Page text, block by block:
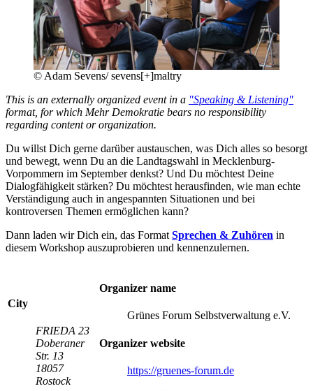
© Adam Sevens/ sevens[+]maltry
This is an externally organized event in a "Speaking & Listening"
format, for which Mehr Demokratie bears no responsibility
regarding content or organization.
Du willst Dich gerne darüber austauschen, was Dich alles so besorgt
und bewegt, wenn Du an die Landtagswahl in Mecklenburg-
Vorpommern im September denkst? Und Du möchtest Deine
Dialogfähigkeit stärken? Du möchtest herausfinden, wie man echte
Verständigung auch in angespannten Situationen und bei
kontroversen Themen ermöglichen kann?
Dann laden wir Dich ein, das Format Sprechen & Zuhören in
diesem Workshop auszuprobieren und kennenzulernen.
City
FRIEDA 23
Doberaner
Str. 13
18057
Rostock
Organizer name
Grünes Forum Selbstverwaltung e.V.
Organizer website
https://gruenes-forum.de